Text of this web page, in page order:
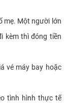
mẹ. Một người lớn
kèm thì đóng tiền
vé máy bay hoặc
tình hình thực tế